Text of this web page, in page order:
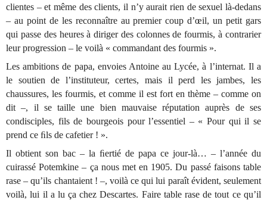
clientes – et même des clients, il n’y aurait rien de sexuel là-dedans
– au point de les reconnaître au premier coup d’œil, un petit gars
qui passe des heures à diriger des colonnes de fourmis, à contrarier
leur progression – le voilà « commandant des fourmis ».
Les ambitions de papa, envoies Antoine au Lycée, à l’internat. Il a
le soutien de l’instituteur, certes, mais il perd les jambes, les
chaussures, les fourmis, et comme il est fort en thème – comme on
dit –, il se taille une bien mauvaise réputation auprès de ses
condisciples, fils de bourgeois pour l’essentiel – « Pour qui il se
prend ce ﬁls de cafetier ! ».
Il obtient son bac – la ﬁertié de papa ce jour-là… – l’année du
cuirassé Potemkine – ça nous met en 1905. Du passé faisons table
rase – qu’ils chantaient ! –, voilà ce qui lui paraît évident, seulement
voilà, lui il a lu ça chez Descartes. Faire table rase de tout ce qu’il